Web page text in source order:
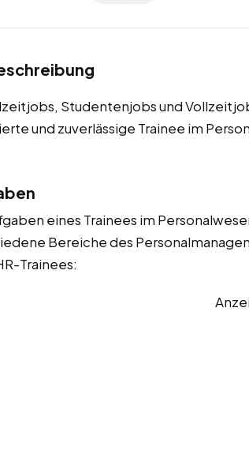
Studentenjobs und
und zuverlässige Trainee im
eines Trainees im
Bereiche des
Trainees: